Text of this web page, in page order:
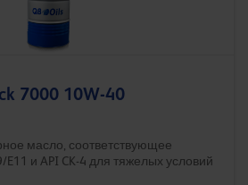
7000 10W-40
масло, соответствующее
E11 и API CK-4 для тяжелых условий